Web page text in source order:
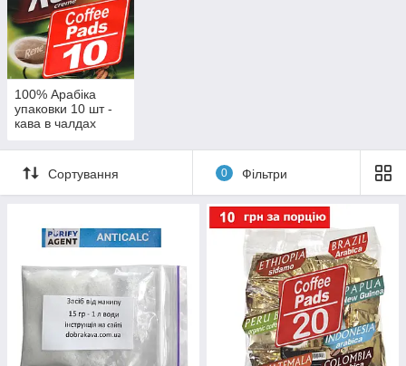
100% Арабіка
упаковки 10 шт -
кава в чалдах
кавоварок Philips
SenseoСортування 0 Фільтри